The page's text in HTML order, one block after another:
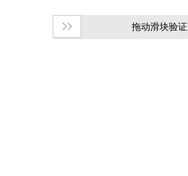
拖动滑块验证